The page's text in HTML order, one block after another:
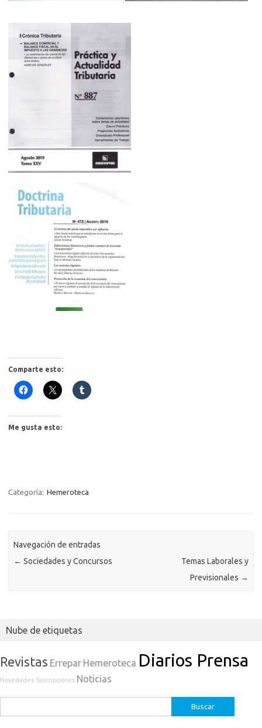
Comparte esto:
Me gusta esto:
Categoría: Hemeroteca
Navegación de entradas
← Sociedades y Concursos
Temas Laborales y
Previsionales →
Nube de etiquetas
Revistas Errepar Hemeroteca Diarios Prensa
Novedades Suscripciones Noticias